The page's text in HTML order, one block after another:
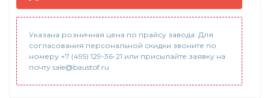
Указана розничная цена по прайсу завода. Для
согласования персональной скидки звоните по
номеру +7 (495) 129-36-21 или присылайте заявку на
почту sale@baustof.ru